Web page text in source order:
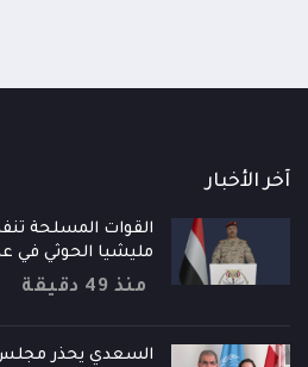
آخر الأخبار
القوات المسلحة
مليشيا الحوثي في
منذ 49 دقيقة
السعدي يحذر مجلس